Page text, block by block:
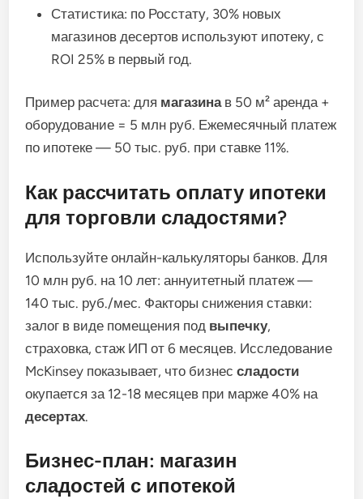
Статистика: по Росстату, 30% новых
магазинов десертов используют ипотеку, с
ROI 25% в первый год.
Пример расчета: для магазинав 50 м² аренда +
оборудование = 5 млн руб. Ежемесячный платеж
по ипотеке — 50 тыс. руб. при ставке 11%.
Как рассчитать оплату ипотеки
для торговли сладостями?
Используйте онлайн-калькуляторы банков. Для
10 млн руб. на 10 лет: аннуитетный платеж —
140 тыс. руб./мес. Факторы снижения ставки:
залог в виде помещения под выпечку,
страховка, стаж ИП от 6 месяцев. Исследование
McKinsey показывает, что бизнессладости
окупается за 12-18 месяцев при марже 40% на
десертах.
Бизнес-план: магазин
сладостей с ипотекой